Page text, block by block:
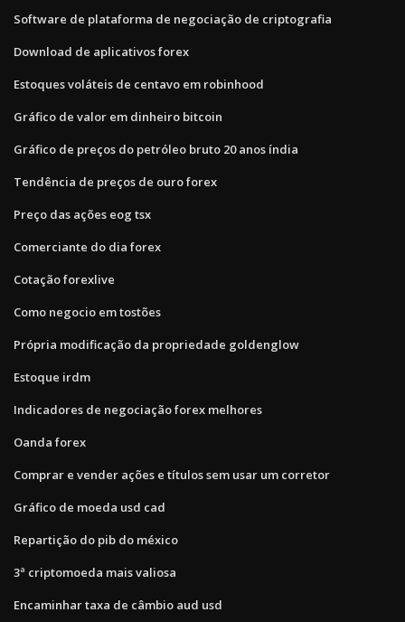
Software de plataforma de negociação de criptografia
Download de aplicativos forex
Estoques voláteis de centavo em robinhood
Gráfico de valor em dinheiro bitcoin
Gráfico de preços do petróleo bruto 20 anos índia
Tendência de preços de ouro forex
Preço das ações eog tsx
Comerciante do dia forex
Cotação forexlive
Como negocio em tostões
Própria modificação da propriedade goldenglow
Estoque irdm
Indicadores de negociação forex melhores
Oanda forex
Comprar e vender ações e títulos sem usar um corretor
Gráfico de moeda usd cad
Repartição do pib do méxico
3ª criptomoeda mais valiosa
Encaminhar taxa de câmbio aud usd